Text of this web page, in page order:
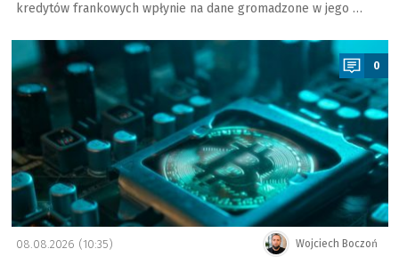
kredytów frankowych wpłynie na dane gromadzone w jego …
a
0
Wojciech Boczoń
08.08.2026 (10:35)